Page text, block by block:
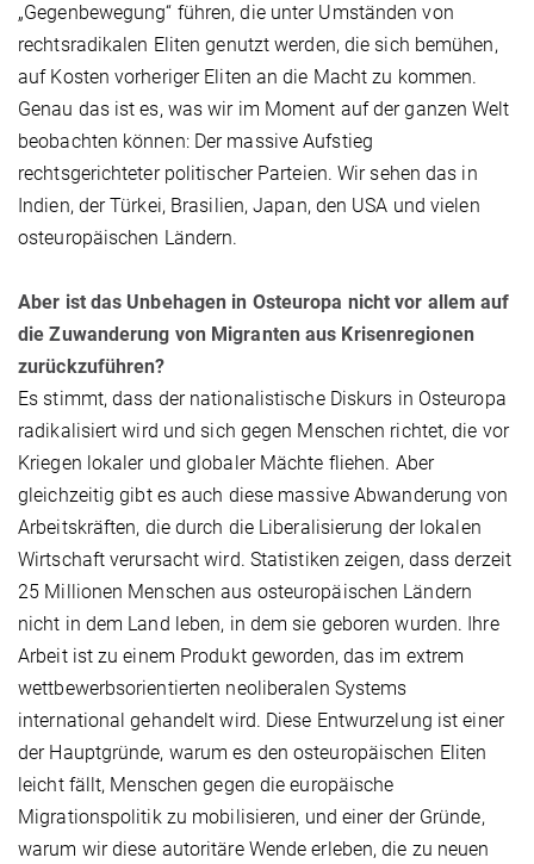
„Gegenbewegung“ führen, die unter Umständen von
rechtsradikalen Eliten genutzt werden, die sich bemühen,
auf Kosten vorheriger Eliten an die Macht zu kommen.
Genau das ist es, was wir im Moment auf der ganzen Welt
beobachten können: Der massive Aufstieg
rechtsgerichteter politischer Parteien. Wir sehen das in
Indien, der Türkei, Brasilien, Japan, den USA und vielen
osteuropäischen Ländern.
Aber ist das Unbehagen in Osteuropa nicht vor allem auf
die Zuwanderung von Migranten aus Krisenregionen
zurückzuführen?
Es stimmt, dass der nationalistische Diskurs in Osteuropa
radikalisiert wird und sich gegen Menschen richtet, die vor
Kriegen lokaler und globaler Mächte fliehen. Aber
gleichzeitig gibt es auch diese massive Abwanderung von
Arbeitskräften, die durch die Liberalisierung der lokalen
Wirtschaft verursacht wird. Statistiken zeigen, dass derzeit
25 Millionen Menschen aus osteuropäischen Ländern
nicht in dem Land leben, in dem sie geboren wurden. Ihre
Arbeit ist zu einem Produkt geworden, das im extrem
wettbewerbsorientierten neoliberalen Systems
international gehandelt wird. Diese Entwurzelung ist einer
der Hauptgründe, warum es den osteuropäischen Eliten
leicht fällt, Menschen gegen die europäische
Migrationspolitik zu mobilisieren, und einer der Gründe,
warum wir diese autoritäre Wende erleben, die zu neuen